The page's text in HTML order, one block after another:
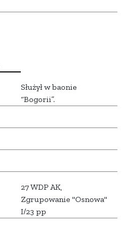
Służył w baonie
“Bogorii”.
27 WDP AK,
Zgrupowanie "Osnowa"
I/23 pp